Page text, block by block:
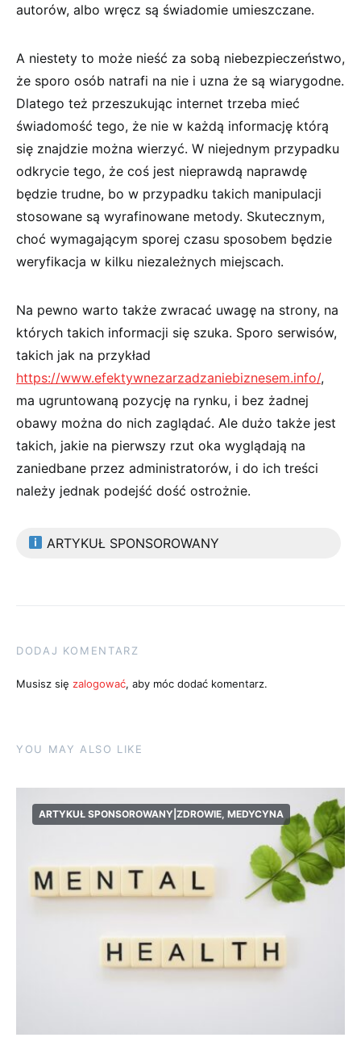
autorów, albo wręcz są świadomie umieszczane.
A niestety to może nieść za sobą niebezpieczeństwo,
że sporo osób natrafi na nie i uzna że są wiarygodne.
Dlatego też przeszukując internet trzeba mieć
świadomość tego, że nie w każdą informację którą
się znajdzie można wierzyć. W niejednym przypadku
odkrycie tego, że coś jest nieprawdą naprawdę
będzie trudne, bo w przypadku takich manipulacji
stosowane są wyrafinowane metody. Skutecznym,
choć wymagającym sporej czasu sposobem będzie
weryfikacja w kilku niezależnych miejscach.
Na pewno warto także zwracać uwagę na strony, na
których takich informacji się szuka. Sporo serwisów,
takich jak na przykład
https://www.efektywnezarzadzaniebiznesem.info/,
ma ugruntowaną pozycję na rynku, i bez żadnej
obawy można do nich zaglądać. Ale dużo także jest
takich, jakie na pierwszy rzut oka wyglądają na
zaniedbane przez administratorów, i do ich treści
należy jednak podejść dość ostrożnie.
ARTYKUŁ SPONSOROWANY
DODAJ KOMENTARZ
Musisz się zalogować, aby móc dodać komentarz.
YOU MAY ALSO LIKE
ARTYKUŁ SPONSOROWANY|ZDROWIE, MEDYCYNA